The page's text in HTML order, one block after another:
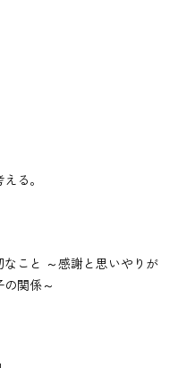
る。
こと ～感謝と思いやりが
関係～